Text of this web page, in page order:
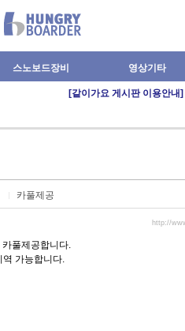
스노보드장비 영상기타
[같이가요 게시판 이용안내]
카풀제공
http://
풀제공합니다.
역 가능합니다.